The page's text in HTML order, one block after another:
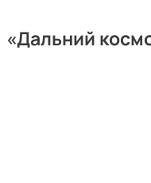
«Дальний